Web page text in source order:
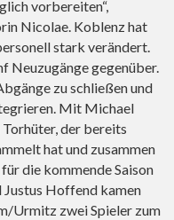
vorbereiten“,
Nicolae. Koblenz hat
stark verändert.
Neuzugänge gegenüber.
zu schließen und
Mit Michael
der bereits
hat und zusammen
die kommende Saison
Hoffend kamen
Urmitz zwei Spieler zum